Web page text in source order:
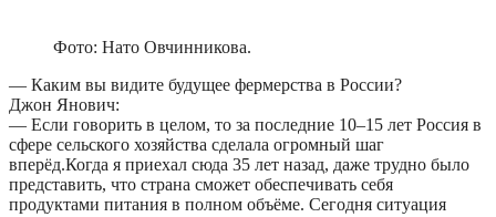
Фото: Нато Овчинникова.
— Каким вы видите будущее фермерства в России?
Джон Янович:
— Если говорить в целом, то за последние 10–15 лет Россия в
сфере сельского хозяйства сделала огромный шаг
вперёд.Когда я приехал сюда 35 лет назад, даже трудно было
представить, что страна сможет обеспечивать себя
продуктами питания в полном объёме. Сегодня ситуация